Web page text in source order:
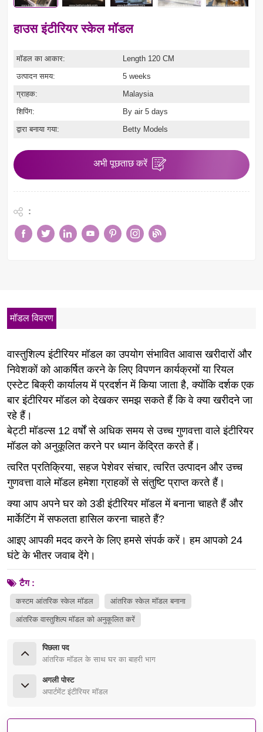
हाउस इंटीरियर स्केल मॉडल
मॉडल का आकार:
Length 120 CM
उत्पादन समय:
5 weeks
ग्राहक:
Malaysia
शिपिंग:
By air 5 days
द्वारा बनाया गया:
Betty Models
अभी पूछताछ करें
:
मॉडल विवरण
वास्तुशिल्प इंटीरियर मॉडल का उपयोग संभावित आवास खरीदारों और
निवेशकों को आकर्षित करने के लिए विपणन कार्यक्रमों या रियल
एस्टेट बिक्री कार्यालय में प्रदर्शन में किया जाता है, क्योंकि दर्शक एक
बार इंटीरियर मॉडल को देखकर समझ सकते हैं कि वे क्या खरीदने जा
रहे हैं।
बेट्टी मॉडल्स 12 वर्षों से अधिक समय से उच्च गुणवत्ता वाले इंटीरियर
मॉडल को अनुकूलित करने पर ध्यान केंद्रित करते हैं।
त्वरित प्रतिक्रिया, सहज पेशेवर संचार, त्वरित उत्पादन और उच्च
गुणवत्ता वाले मॉडल हमेशा ग्राहकों से संतुष्टि प्राप्त करते हैं।
क्या आप अपने घर को 3डी इंटीरियर मॉडल में बनाना चाहते हैं और
मार्केटिंग में सफलता हासिल करना चाहते हैं?
आइए आपकी मदद करने के लिए हमसे संपर्क करें। हम आपको 24
घंटे के भीतर जवाब देंगे।
टैग :
कस्टम आंतरिक स्केल मॉडल आंतरिक स्केल मॉडल बनाना
आंतरिक वास्तुशिल्प मॉडल को अनुकूलित करें
पिछला पद
आंतरिक मॉडल के साथ घर का बाहरी भाग
अगली पोस्ट
अपार्टमेंट इंटीरियर मॉडल